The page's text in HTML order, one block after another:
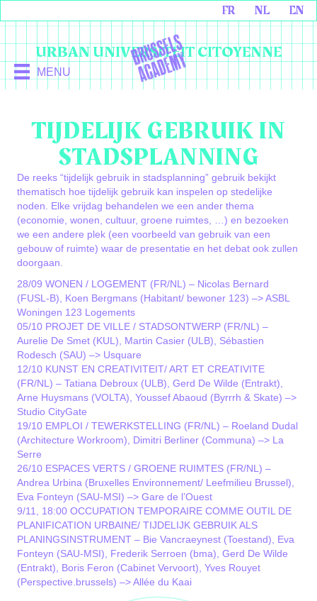
FR NL EN
URBAN UNIVERSITEIT CITOYENNE
MENU
TIJDELIJK GEBRUIK IN
STADSPLANNING
De reeks “tijdelijk gebruik in stadsplanning” gebruik bekijkt
thematisch hoe tijdelijk gebruik kan inspelen op stedelijke
noden. Elke vrijdag behandelen we een ander thema
(economie, wonen, cultuur, groene ruimtes, …) en bezoeken
we een andere plek (een voorbeeld van gebruik van een
gebouw of ruimte) waar de presentatie en het debat ook zullen
doorgaan.
28/09 WONEN / LOGEMENT (FR/NL) – Nicolas Bernard
(FUSL-B), Koen Bergmans (Habitant/ bewoner 123) –> ASBL
Woningen 123 Logements
05/10 PROJET DE VILLE / STADSONTWERP (FR/NL) –
Aurelie De Smet (KUL), Martin Casier (ULB), Sébastien
Rodesch (SAU) –> Usquare
12/10 KUNST EN CREATIVITEIT/ ART ET CREATIVITE
(FR/NL) – Tatiana Debroux (ULB), Gerd De Wilde (Entrakt),
Arne Huysmans (VOLTA), Youssef Abaoud (Byrrrh & Skate) –>
Studio CityGate
19/10 EMPLOI / TEWERKSTELLING (FR/NL) – Roeland Dudal
(Architecture Workroom), Dimitri Berliner (Communa) –> La
Serre
26/10 ESPACES VERTS / GROENE RUIMTES (FR/NL) –
Andrea Urbina (Bruxelles Environnement/ Leefmilieu Brussel),
Eva Fonteyn (SAU-MSI) –> Gare de l’Ouest
9/11, 18:00 OCCUPATION TEMPORAIRE COMME OUTIL DE
PLANIFICATION URBAINE/ TIJDELIJK GEBRUIK ALS
PLANINGSINSTRUMENT – Bie Vancraeynest (Toestand), Eva
Fonteyn (SAU-MSI), Frederik Serroen (bma), Gerd De Wilde
(Entrakt), Boris Feron (Cabinet Vervoort), Yves Rouyet
(Perspective.brussels) –> Allée du Kaai